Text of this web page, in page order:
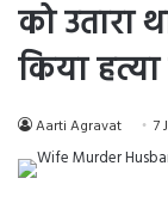
को उतारा
किया
Aarti Agravat 7